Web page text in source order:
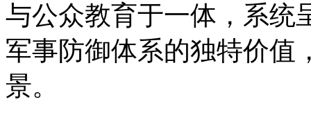
与公众教育于一体，系统
军事防御体系的独特价值
景。